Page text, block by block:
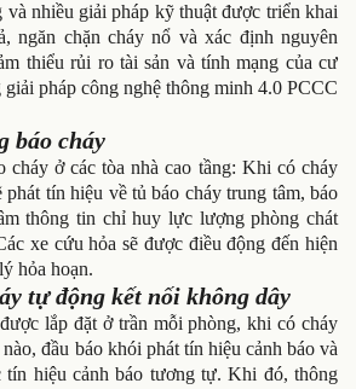
nhiều giải pháp kỹ thuật được triển khai
ngăn chặn cháy nổ và xác định nguyên
thiểu rủi ro tài sản và tính mạng của cư
pháp công nghệ thông minh 4.0 PCCC
báo cháy
cháy ở các tòa nhà cao tầng: Khi có cháy
phát tín hiệu về tủ báo cháy trung tâm, báo
thông tin chỉ huy lực lượng phòng chát
xe cứu hỏa sẽ được điều động đến hiện
hỏa hoạn.
tự động kết nối không dây
lắp đặt ở trần mỗi phòng, khi có cháy
đầu báo khói phát tín hiệu cảnh báo và
tín hiệu cảnh báo tương tự. Khi đó, thông